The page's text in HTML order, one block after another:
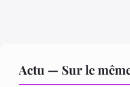
Actu — Sur le